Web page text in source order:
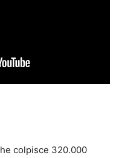
colpisce 320.000